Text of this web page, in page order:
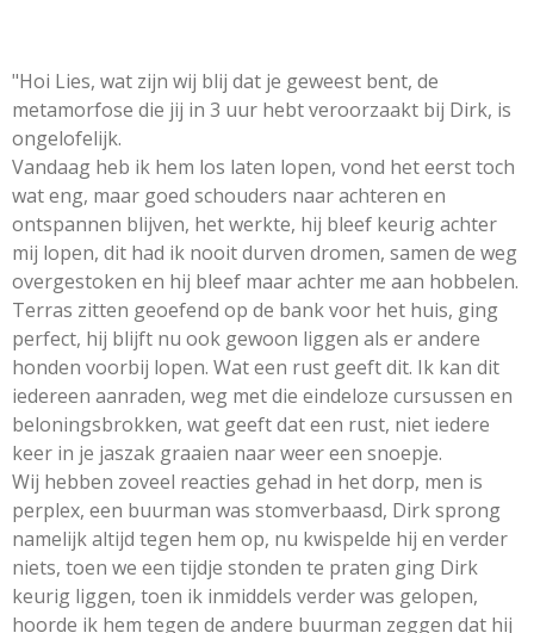
"Hoi Lies, wat zijn wij blij dat je geweest bent, de
metamorfose die jij in 3 uur hebt veroorzaakt bij Dirk, is
ongelofelijk.
Vandaag heb ik hem los laten lopen, vond het eerst toch
wat eng, maar goed schouders naar achteren en
ontspannen blijven, het werkte, hij bleef keurig achter
mij lopen, dit had ik nooit durven dromen, samen de weg
overgestoken en hij bleef maar achter me aan hobbelen.
Terras zitten geoefend op de bank voor het huis, ging
perfect, hij blijft nu ook gewoon liggen als er andere
honden voorbij lopen. Wat een rust geeft dit. Ik kan dit
iedereen aanraden, weg met die eindeloze cursussen en
beloningsbrokken, wat geeft dat een rust, niet iedere
keer in je jaszak graaien naar weer een snoepje.
Wij hebben zoveel reacties gehad in het dorp, men is
perplex, een buurman was stomverbaasd, Dirk sprong
namelijk altijd tegen hem op, nu kwispelde hij en verder
niets, toen we een tijdje stonden te praten ging Dirk
keurig liggen, toen ik inmiddels verder was gelopen,
hoorde ik hem tegen de andere buurman zeggen dat hij